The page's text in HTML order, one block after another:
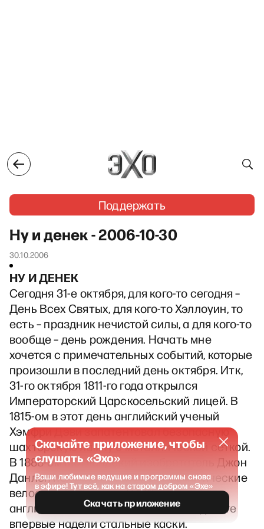
Поддержать
Ну и денек - 2006-10-30
30.10.2006
НУ И ДЕНЕК
Сегодня 31-е октября, для кого-то сегодня –
День Всех Святых, для кого-то Хэллоуин, то
есть – праздник нечистой силы, а для кого-то
вообще – день рождения. Начать мне
хочется с примечательных событий, которые
произошли в последний день октября. Итк,
31-го октября 1811-го года открылся
Императорский Царскосельский лицей. В
1815-ом в этот день английский ученый
Хэмфри Дэви запатентовал безопасную
шахтерскую лампу с металлической сеткой.
В 1888-ом шотландский изобретатель Джон
Данлоп получил патент на пневматические
велосипедные шины. В 1915-го года
английские солдаты на Западном фронте
впервые надели стальные каски.
Скачайте приложение, чтобы
слушать «Эхо»
Ваши любимые ведущие и программы снова
в эфире! Тут всё, как на старом добром «Эхе»
Скачать приложение